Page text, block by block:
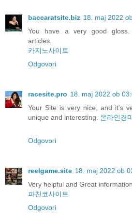
baccaratsite.biz 18. maj 2022
You have a very good gloss.
articles.
카지노사이트
Odgovori
racesite.pro 18. maj 2022 ob
Your Site is very nice, and it's
unique and interesting. 온라인경
Odgovori
reelgame.site 18. maj 2022 ob
Very helpful and Great information
파친코사이트
Odgovori